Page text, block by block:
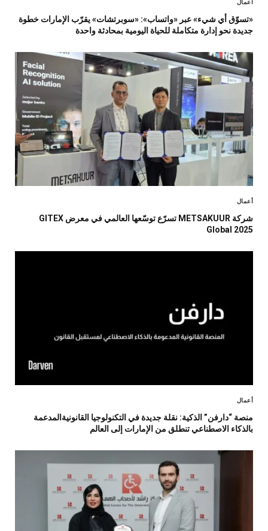
أعمال
«تسوّق أي شيء» عبر «واتساب»: «سوبرتشات» يقرّب الإمارات خطوة
جديدة نحو إدارة متكاملة للحياة اليومية بمحادثة واحدة
أعمال
شركة METSAKUUR تسرّع توسّعها العالمي في معرض GITEX
Global 2025
أعمال
منصة “دارفن” الذكية: نقلة جديدة في التكنولوجيا القانونيةالمدعمة
بالذكاء الاصطناعي تنطلق من الإمارات إلى العالم